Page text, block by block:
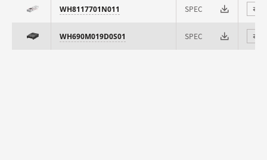
WH8117701N011 SPEC ⇄
WH690M019D0S01 SPEC ⇄